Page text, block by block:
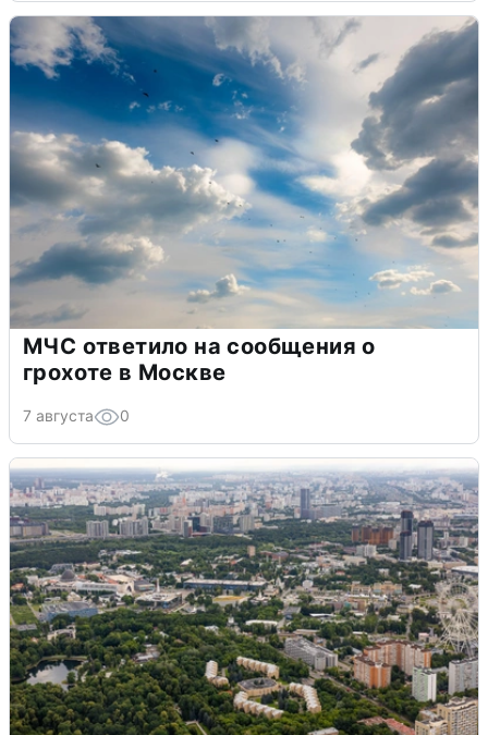
МЧС ответило на сообщения о
грохоте в Москве
7 августа 0